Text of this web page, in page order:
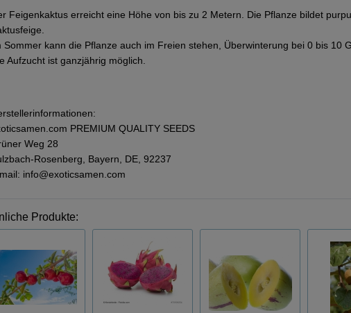
Feigenkaktus erreicht eine Höhe von bis zu 2 Metern. Die Pflanze bildet
Sommer kann die Pflanze auch im Freien stehen, Überwinterung bei 0 bis 10
Aufzucht ist ganzjährig möglich.
PREMIUM QUALITY SEEDS
Weg 28
Rosenberg, Bayern, DE, 92237
info@exoticsamen.com
Produkte: